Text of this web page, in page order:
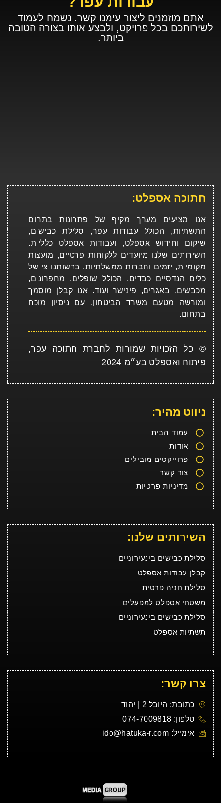
אתם מוזמנים ליצור עימנו קשר. נשמח לעמוד
לשירותכם בכל פרויקט, ולבצע אותו בצורה הטובה
ביותר.
חתוכה אספלט:
אנו מציעים מערך מקיף של פתרונות בתחום
התשתיות, הכולל עבודות עפר, סלילת כבישים,
שיקום וחידוש אספלט, ועבודות אספלט כלליות.
השירותים שלנו מיועדים ללקוחות פרטיים, מועצות
מקומיות, יזמים וחברות ממשלתיות. ברשותנו צי של
כלים הנדסיים כבדים, הכולל שופלים, מחפרונים,
מכבשים, באגרים, פינישר ועוד. אנו קבלן מוסמך
ומורשה מטעם משרד הביטחון, עם ניסיון מוכח
בתחום.
© כל הזכויות שמורות לחברת חתוכה עפר,
פיתוח ואספלט בע״מ 2024
ניווט מהיר:
עמוד הבית
אודות
פרוייקטים מובילים
צור קשר
מדיניות פרטיות
השירותים שלנו:
סלילת כבישים בינעירוניים
קבלן עבודות אספלט
סלילת חניה פרטית
משטחי אספלט למפעלים
סלילת כבישים בינעירוניים
תשתיות אספלט
צרו קשר:
כתובת: היובל 2 | יהוד
טלפון: 074-7009818
אימייל: ido@hatuka-r.com